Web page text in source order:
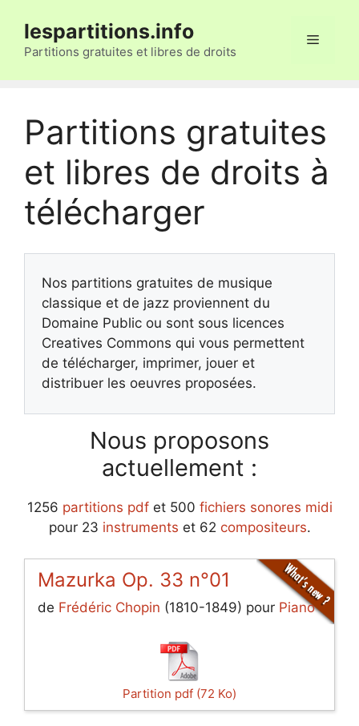
contenu
lespartitions.info
Partitions gratuites et libres de droits
Menu
Partitions gratuites
et libres de droits à
télécharger
Nos partitions gratuites de musique
classique et de jazz proviennent du
Domaine Public ou sont sous licences
Creatives Commons qui vous permettent
de télécharger, imprimer, jouer et
distribuer les oeuvres proposées.
Nous proposons
actuellement :
1256 partitions pdfet 500 fichiers sonores midi
pour 23 instruments et 62 compositeurs.
Mazurka Op. 33 n°01
de Frédéric Chopin (1810-1849) pour Piano
Partition pdf (72 Ko)